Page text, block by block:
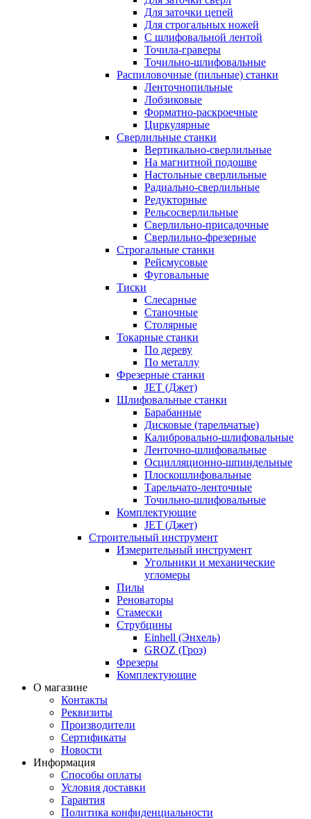
Для заточки цепей
Для строгальных ножей
С шлифовальной лентой
Точила-граверы
Точильно-шлифовальные
Распиловочные (пильные) станки
Ленточнопильные
Лобзиковые
Форматно-раскроечные
Циркулярные
Сверлильные станки
Вертикально-сверлильные
На магнитной подошве
Настольные сверлильные
Радиально-сверлильные
Редукторные
Рельсосверлильные
Сверлильно-присадочные
Сверлильно-фрезерные
Строгальные станки
Рейсмусовые
Фуговальные
Тиски
Слесарные
Станочные
Столярные
Токарные станки
По дереву
По металлу
Фрезерные станки
JET (Джет)
Шлифовальные станки
Барабанные
Дисковые (тарельчатые)
Калибровально-шлифовальные
Ленточно-шлифовальные
Осцилляционно-шпиндельные
Плоскошлифовальные
Тарельчато-ленточные
Точильно-шлифовальные
Комплектующие
JET (Джет)
Строительный инструмент
Измерительный инструмент
Угольники и механические
угломеры
Пилы
Реноваторы
Стамески
Струбцины
Einhell (Энхель)
GROZ (Гроз)
Фрезеры
Комплектующие
О магазине
Контакты
Реквизиты
Производители
Сертификаты
Новости
Информация
Способы оплаты
Условия доставки
Гарантия
Политика конфиденциальности